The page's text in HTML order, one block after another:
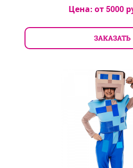
Цена: от5000
ЗАКАЗАТЬ